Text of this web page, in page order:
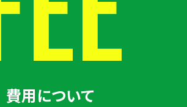
費用について